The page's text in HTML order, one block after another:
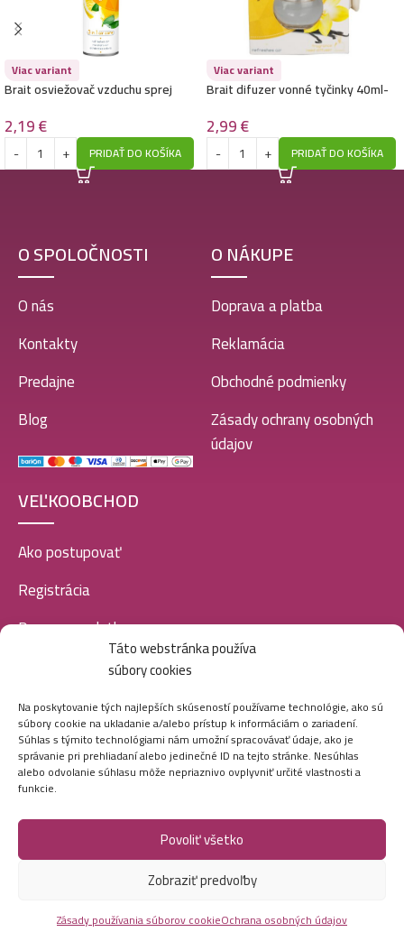
Táto webstránka používa
súbory cookies
Na poskytovanie tých najlepších skúseností používame technológie, ako sú
súbory cookie na ukladanie a/alebo prístup k informáciám o zariadení.
Súhlas s týmito technológiami nám umožní spracovávať údaje, ako je
správanie pri prehliadaní alebo jedinečné ID na tejto stránke. Nesúhlas
alebo odvolanie súhlasu môže nepriaznivo ovplyvniť určité vlastnosti a
funkcie.
Povoliť všetko
Zobraziť predvoľby
Zásady používania súborov cookieOchrana osobných údajov
Viac variant
Brait osviežovač vzduchu sprej
2,19€
PRIDAŤ DO KOŠÍKA
Viac variant
Brait difuzer vonné tyčinky 40ml-
2,99€
PRIDAŤ DO KOŠÍKA
O SPOLOČNOSTI
O nás
Kontakty
Predajne
Blog
O NÁKUPE
Doprava a platba
Reklamácia
Obchodné podmienky
Zásady ochrany osobných
údajov
VEĽKOOBCHOD
Ako postupovať
Registrácia
Doprava a platba
SOCIÁLNE SIETE
Marei.sk - Všetky práva vyhradené - 2026
Vytvorila digitálna agentúraAmetica.